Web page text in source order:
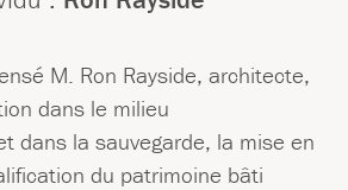
M. Ron Rayside, architecte,
dans le milieu
dans la sauvegarde, la mise en
du patrimoine bâti